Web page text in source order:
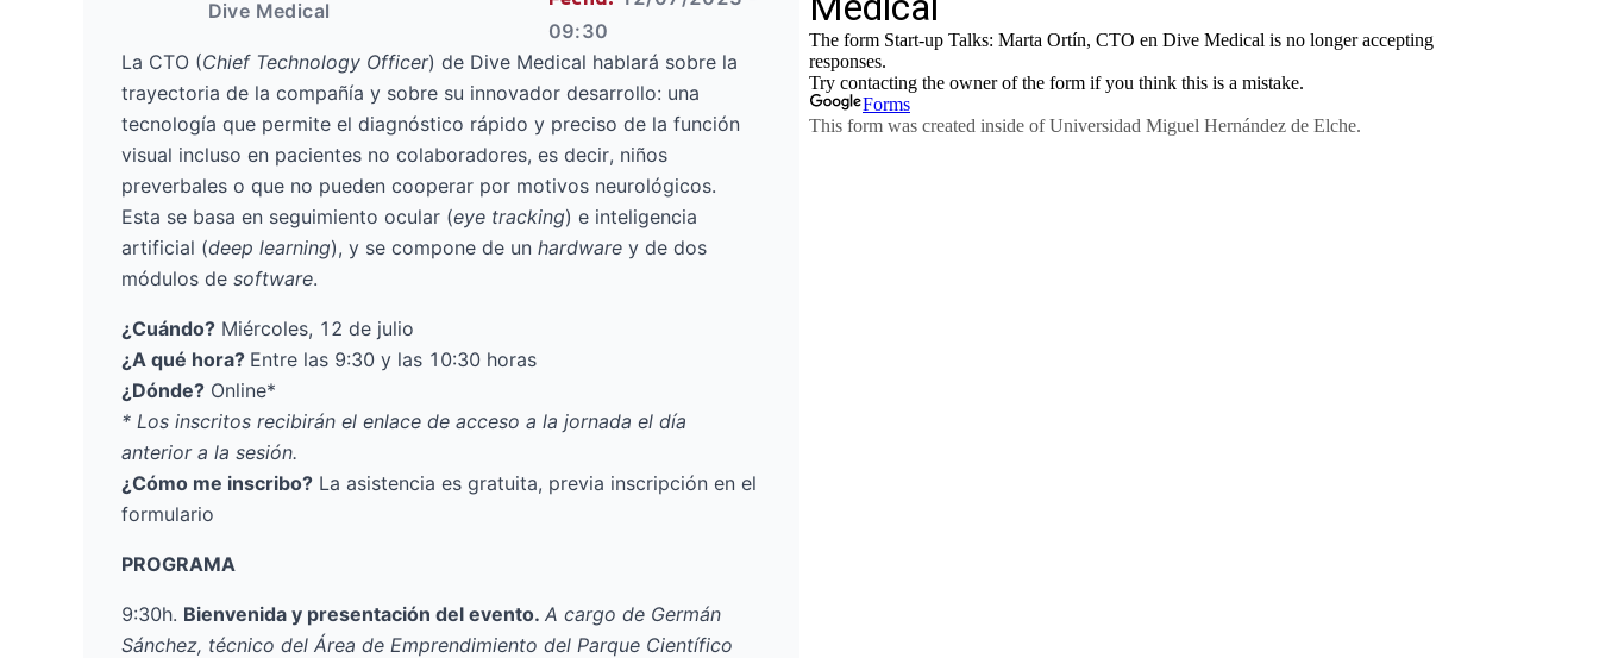
Dive Medical
09:30
La CTO (Chief Technology Officer) de Dive Medical hablará sobre la
trayectoria de la compañía y sobre su innovador desarrollo: una
tecnología que permite el diagnóstico rápido y preciso de la función
visual incluso en pacientes no colaboradores, es decir, niños
preverbales o que no pueden cooperar por motivos neurológicos.
Esta se basa en seguimiento ocular (eye tracking) e inteligencia
artificial (deep learning), y se compone de unhardwarey de dos
módulos desoftware.
¿Cuándo? Miércoles, 12 de julio
¿A qué hora? Entre las 9:30 y las 10:30 horas
¿Dónde? Online*
* Los inscritos recibirán el enlace de acceso a la jornada el día
anterior a la sesión.
¿Cómo me inscribo? La asistencia es gratuita, previa inscripción en el
formulario
PROGRAMA
9:30h. Bienvenida y presentación del evento.A cargo de Germán
Sánchez, técnico del Área de Emprendimiento del Parque Científico